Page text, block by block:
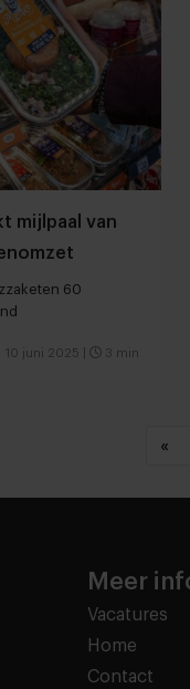
mijlpaal van
60
10 juni 2025 3 min
«
Meer
Vacatures
Home
Contact